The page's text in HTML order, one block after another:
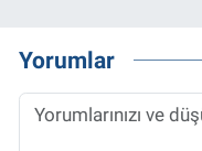
Yorumlar